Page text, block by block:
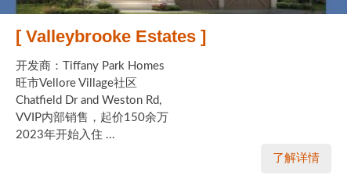
[ Valleybrooke Estates ]
开发商：Tiffany Park Homes
旺市Vellore Village社区
Chatfield Dr and Weston Rd,
VVIP内部销售，起价150余万
2023年开始入住 ...
了解详情